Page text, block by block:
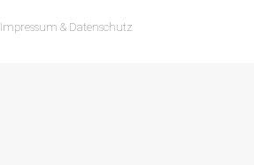
Impressum & Datenschutz